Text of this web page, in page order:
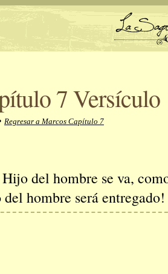
7 Versículo
Regresar a Marcos Capítulo 7
del hombre se va,
hombre será